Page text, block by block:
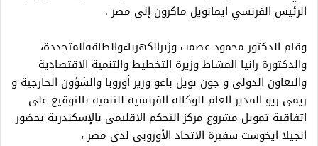
الرئيس الفرنسي ايمانويل ماكرون إلى مصر .
وقام الدكتور محمود عصمت وزيرالكهرباءوالطاقةالمتجددة،
والدكتورة رانيا المشاط وزيرة التخطيط والتنمية الاقتصادية
والتعاون الدولى و جون نويل باغو وزير أوروبا والشؤون الخارجية و
ريمى ريو المدير العام للوكالة الفرنسية للتنمية بالتوقيع على
اتفاقية تمويل مشروع مركز التحكم الاقليمى بالإسكندرية بحضور
انجيلا ايخوست سفيرة الاتحاد الأوروبى لدى مصر ،